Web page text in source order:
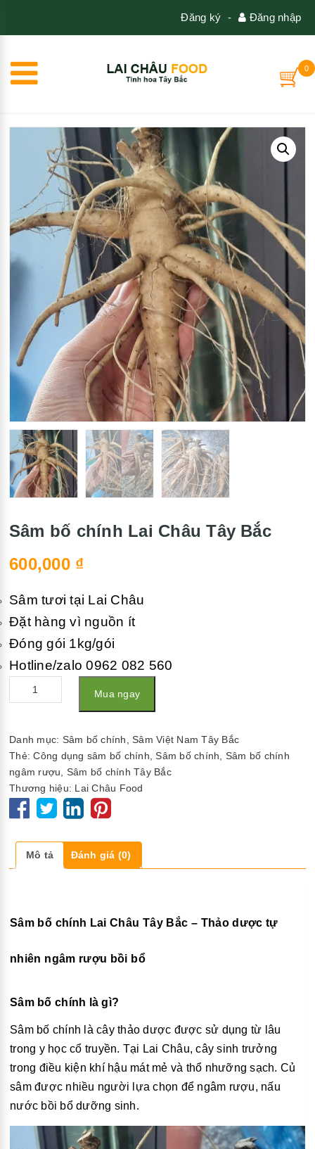
Đăng nhập
-
Đăng ký
0
Sâm bố chính Lai Châu Tây Bắc
600,000 ₫
Sâm tươi tại Lai Châu
Đặt hàng vì nguồn ít
Đóng gói 1kg/gói
Hotline/zalo 0962 082 560
Mua ngay
Danh mục: Sâm bố chính
Sâm Việt Nam Tây Bắc
Thẻ:Công dụng sâm bố chính ,Sâm bố chính
Sâm bố chính
ngâm rượu
Sâm bố chính Tây Bắc
Thương hiệu: Lai Châu Food
Mô tả Đánh giá (0)
Sâm bố chính Lai Châu Tây Bắc – Thảo dược tự
nhiên ngâm rượu bồi bổ
Sâm bố chính là gì?
Sâm bố chính là cây thảo dược được sử dụng từ lâu
trong y học cổ truyền. Tại Lai Châu, cây sinh trưởng
trong điều kiện khí hậu mát mẻ và thổ nhưỡng sạch. Củ
sâm được nhiều người lựa chọn để ngâm rượu, nấu
nước bồi bổ dưỡng sinh.